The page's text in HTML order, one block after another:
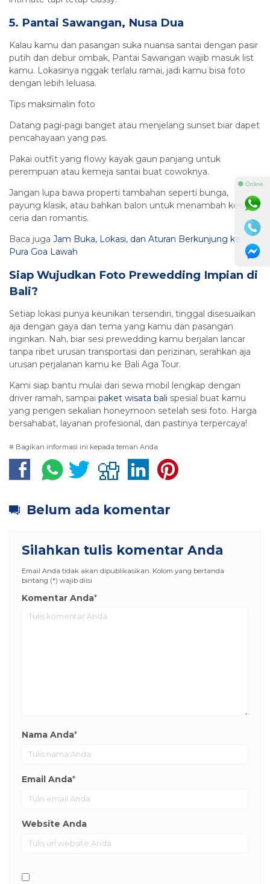
5. Pantai Sawangan, Nusa Dua
Kalau kamu dan pasangan suka nuansa santai dengan pasir
putih dan debur ombak, Pantai Sawangan wajib masuk list
kamu. Lokasinya nggak terlalu ramai, jadi kamu bisa foto
dengan lebih leluasa.
Tips maksimalin foto
Datang pagi-pagi banget atau menjelang sunset biar dapet
pencahayaan yang pas.
Pakai outfit yang flowy kayak gaun panjang untuk
perempuan atau kemeja santai buat cowoknya.
Jangan lupa bawa properti tambahan seperti bunga,
payung klasik, atau bahkan balon untuk menambah kesan
ceria dan romantis.
Baca juga Jam Buka, Lokasi, dan Aturan Berkunjung ke
Pura Goa Lawah
Siap Wujudkan Foto Prewedding Impian di
Bali?
Setiap lokasi punya keunikan tersendiri, tinggal disesuaikan
aja dengan gaya dan tema yang kamu dan pasangan
inginkan. Nah, biar sesi prewedding kamu berjalan lancar
tanpa ribet urusan transportasi dan perizinan, serahkan aja
urusan perjalanan kamu ke Bali Aga Tour.
Kami siap bantu mulai dari sewa mobil lengkap dengan
driver ramah, sampai paket wisata bali spesial buat kamu
yang pengen sekalian honeymoon setelah sesi foto. Harga
bersahabat, layanan profesional, dan pastinya terpercaya!
# Bagikan informasi ini kepada teman Anda
Belum ada komentar
Silahkan tulis komentar Anda
Email Anda tidak akan dipublikasikan. Kolom yang bertanda
bintang (*) wajib diisi
Komentar Anda*
Nama Anda*
Email Anda*
Website Anda
⚫ Online